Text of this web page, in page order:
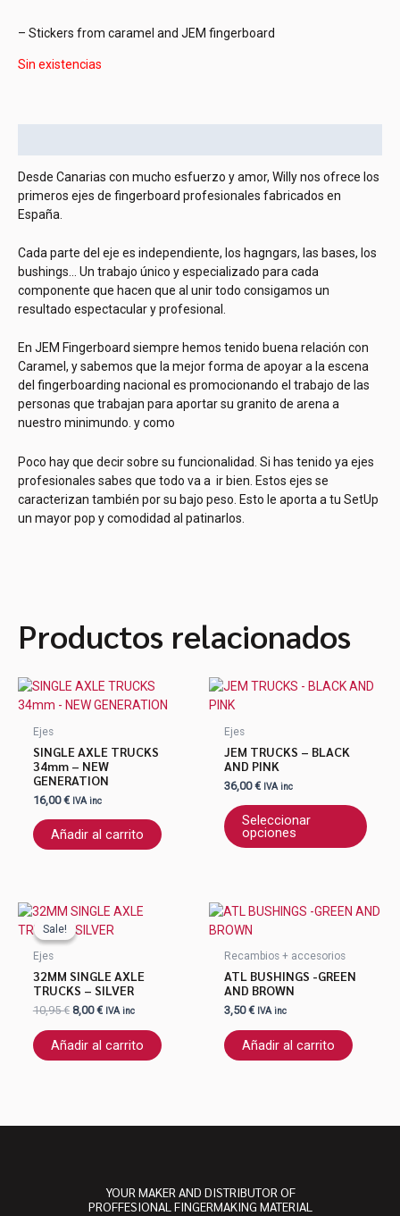
– Stickers from caramel and JEM fingerboard
Sin existencias
Desde Canarias con mucho esfuerzo y amor, Willy nos ofrece los
primeros ejes de fingerboard profesionales fabricados en
España.
Cada parte del eje es independiente, los hagngars, las bases, los
bushings… Un trabajo único y especializado para cada
componente que hacen que al unir todo consigamos un
resultado espectacular y profesional.
En JEM Fingerboard siempre hemos tenido buena relación con
Caramel, y sabemos que la mejor forma de apoyar a la escena
del fingerboarding nacional es promocionando el trabajo de las
personas que trabajan para aportar su granito de arena a
nuestro minimundo. y como
Poco hay que decir sobre su funcionalidad. Si has tenido ya ejes
profesionales sabes que todo va a ir bien. Estos ejes se
caracterizan también por su bajo peso. Esto le aporta a tu SetUp
un mayor pop y comodidad al patinarlos.
Productos relacionados
Ejes
SINGLE AXLE TRUCKS
34mm – NEW
GENERATION
16,00€ IVA inc
Añadir al carrito
Ejes
JEM TRUCKS – BLACK
AND PINK
36,00€ IVA inc
Seleccionar
opciones
Este
Sale!
Sale!
Ejes
32MM SINGLE AXLE
TRUCKS – SILVER
10,95€
El
precio
original
8,00€
El
precio
actual
IVA inc
Añadir al carrito
Recambios + accesorios
ATL BUSHINGS -GREEN
AND BROWN
3,50€ IVA inc
Añadir al carrito
YOUR MAKER AND DISTRIBUTOR OF
PROFFESIONAL FINGERMAKING MATERIAL